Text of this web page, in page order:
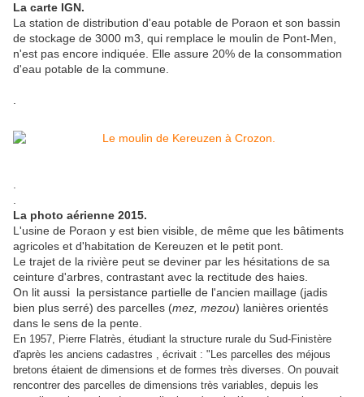
La carte IGN.
La station de distribution d'eau potable de Poraon et son bassin
de stockage de 3000 m3, qui remplace le moulin de Pont-Men,
n'est pas encore indiquée. Elle assure 20% de la consommation
d'eau potable de la commune.
La photo aérienne 2015.
L'usine de Poraon y est bien visible, de même que les bâtiments
agricoles et d'habitation de Kereuzen et le petit pont.
Le trajet de la rivière peut se deviner par les hésitations de sa
ceinture d'arbres, contrastant avec la rectitude des haies.
On lit aussi la persistance partielle de l'ancien maillage (jadis
bien plus serré) des parcelles (mez, mezou) lanières orientés
dans le sens de la pente.
En 1957, Pierre Flatrès, étudiant la structure rurale du Sud-Finistère
d'après les anciens cadastres , écrivait : "Les parcelles des méjous
bretons étaient de dimensions et de formes très diverses. On pouvait
rencontrer des parcelles de dimensions très variables, depuis les